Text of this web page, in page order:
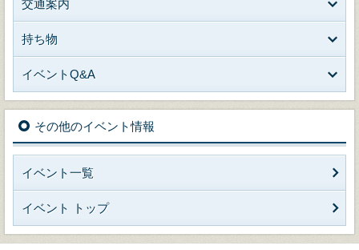
交通案内
持ち物
イベントQ&A
その他のイベント情報
イベント一覧
イベント トップ